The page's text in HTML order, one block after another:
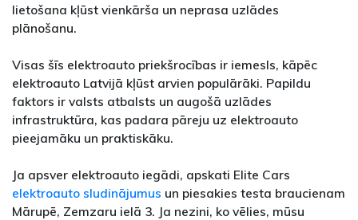
lietošana kļūst vienkārša un neprasa uzlādes
plānošanu.
Visas šīs elektroauto priekšrocības ir iemesls, kāpēc
elektroauto Latvijā kļūst arvien populārāki. Papildu
faktors ir valsts atbalsts un augošā uzlādes
infrastruktūra, kas padara pāreju uz elektroauto
pieejamāku un praktiskāku.
Ja apsver elektroauto iegādi, apskati Elite Cars
elektroauto sludinājumus un piesakies testa braucienam
Mārupē, Zemzaru ielā 3. Ja nezini, ko vēlies, mūsu